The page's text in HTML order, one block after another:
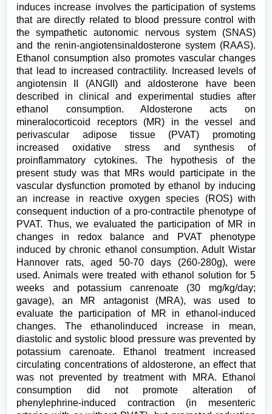
induces increase involves the participation of systems
that are directly related to blood pressure control with
the sympathetic autonomic nervous system (SNAS)
and the renin-angiotensinaldosterone system (RAAS).
Ethanol consumption also promotes vascular changes
that lead to increased contractility. Increased levels of
angiotensin II (ANGII) and aldosterone have been
described in clinical and experimental studies after
ethanol consumption. Aldosterone acts on
mineralocorticoid receptors (MR) in the vessel and
perivascular adipose tissue (PVAT) promoting
increased oxidative stress and synthesis of
proinflammatory cytokines. The hypothesis of the
present study was that MRs would participate in the
vascular dysfunction promoted by ethanol by inducing
an increase in reactive oxygen species (ROS) with
consequent induction of a pro-contractile phenotype of
PVAT. Thus, we evaluated the participation of MR in
changes in redox balance and PVAT phenotype
induced by chronic ethanol consumption. Adult Wistar
Hannover rats, aged 50-70 days (260-280g), were
used. Animals were treated with ethanol solution for 5
weeks and potassium canrenoate (30 mg/kg/day;
gavage), an MR antagonist (MRA), was used to
evaluate the participation of MR in ethanol-induced
changes. The ethanolinduced increase in mean,
diastolic and systolic blood pressure was prevented by
potassium carenoate. Ethanol treatment increased
circulating concentrations of aldosterone, an effect that
was not prevented by treatment with MRA. Ethanol
consumption did not promote alteration of
phenylephrine-induced contraction (in mesenteric